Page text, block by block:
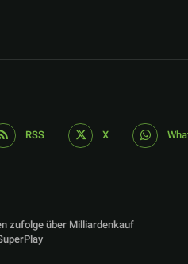
RSS X
zufolge über Milliardenkauf